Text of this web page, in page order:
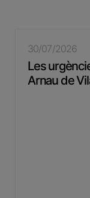
30/07/2026
Les
Arnau de